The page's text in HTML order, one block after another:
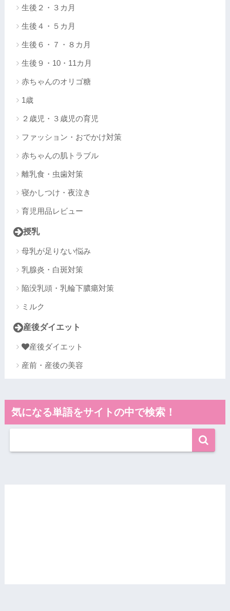
生後２・３カ月
生後４・５カ月
生後６・７・８カ月
生後９・10・11カ月
赤ちゃんのオリゴ糖
1歳
２歳児・３歳児の育児
ファッション・おでかけ対策
赤ちゃんの肌トラブル
離乳食・虫歯対策
寝かしつけ・夜泣き
育児用品レビュー
授乳
母乳が足りない悩み
乳腺炎・白斑対策
陥没乳頭・乳輪下膿瘍対策
ミルク
産後ダイエット
産後ダイエット
産前・産後の美容
気になる単語をサイトの中で検索！